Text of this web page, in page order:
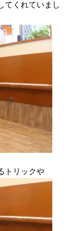
てくれていまし
トリックや